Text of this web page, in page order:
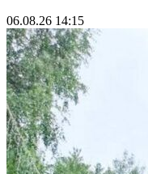
06.08.26 14:15